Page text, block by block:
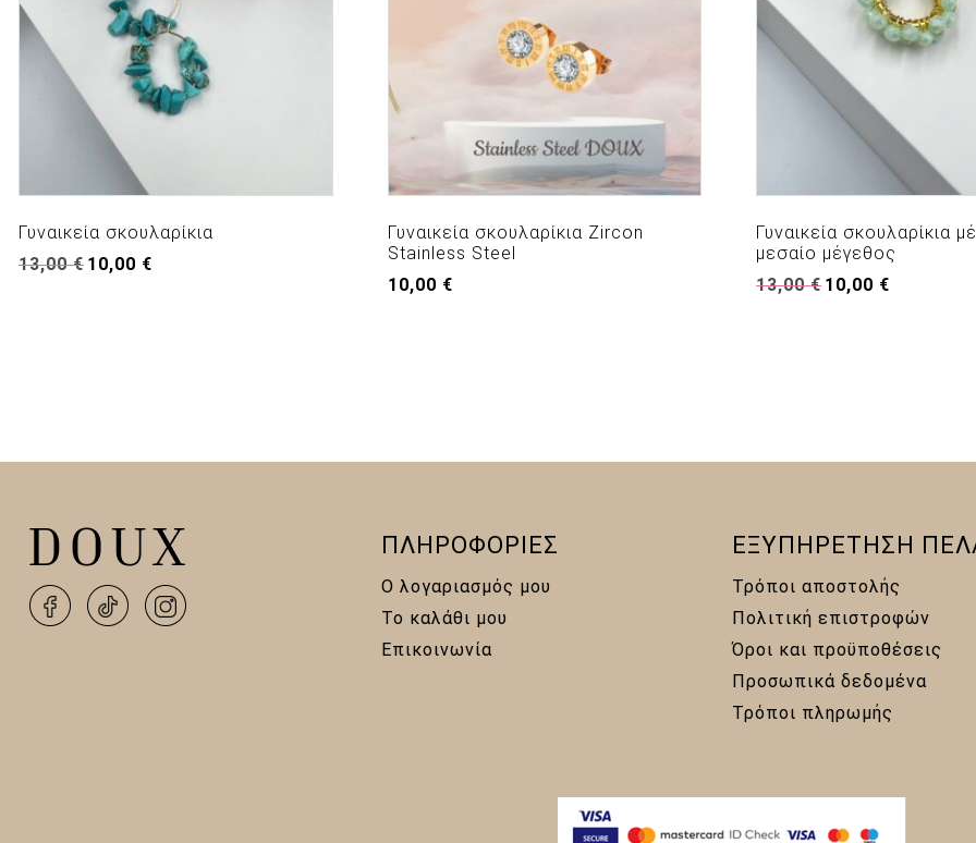
Γυναικεία σκουλαρίκια
13,00€ Original
10,00 €
Γυναικεία σκουλαρίκια Zircon
Stainless Steel
10,00 €
Γυναικεία σκουλαρίκια
μεσαίο μέγεθος
13,00€ Original
10,00 €
ΠΛΗΡΟΦΟΡΙΕΣ
Ο λογαριασμός μου
Το καλάθι μου
Επικοινωνία
ΕΞΥΠΗΡΕΤΗΣΗ
Τρόποι αποστολής
Πολιτική επιστροφών
Όροι και προϋποθέσεις
Προσωπικά δεδομένα
Τρόποι πληρωμής